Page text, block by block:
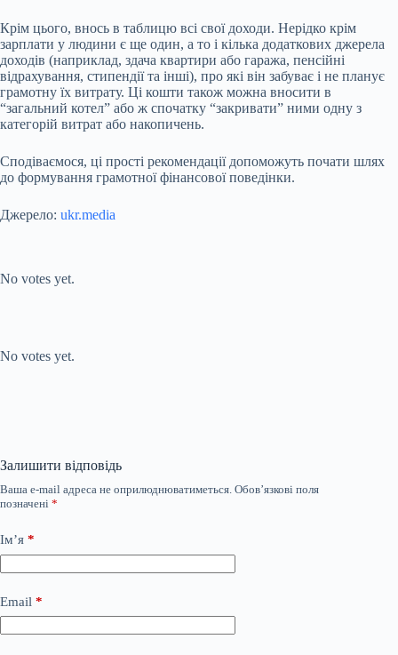
Крім цього, внось в таблицю всі свої доходи. Нерідко крім
зарплати у людини є ще один, а то і кілька додаткових джерела
доходів (наприклад, здача квартири або гаража, пенсійні
відрахування, стипендії та інші), про які він забуває і не планує
грамотну їх витрату. Ці кошти також можна вносити в
“загальний котел” або ж спочатку “закривати” ними одну з
категорій витрат або накопичень.
Сподіваємося, ці прості рекомендації допоможуть почати шлях
до формування грамотної фінансової поведінки.
Джерело: ukr.media
No votes yet.
No votes yet.
Залишити відповідь
Ваша e-mail адреса не оприлюднюватиметься. Обов’язкові поля
позначені *
Ім’я *
Email *